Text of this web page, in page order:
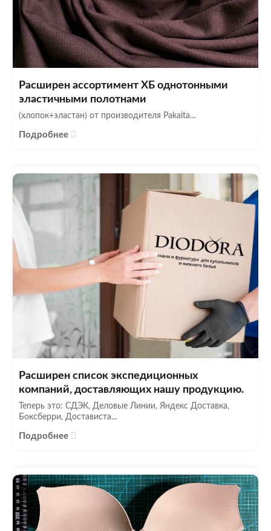
Расширен ассортимент ХБ однотонными
эластичными полотнами
(хлопок+эластан) от производителя Pakaita...
Подробнее
Расширен список экспедиционных
компаний, доставляющих нашу продукцию.
Теперь это: СДЭК, Деловые Линии, Яндекс Доставка,
Боксберри, Достависта...
Подробнее